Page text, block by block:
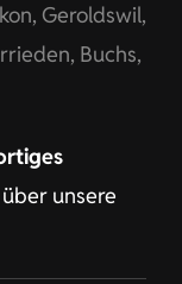
Geroldswil,
Buchs,
unsere